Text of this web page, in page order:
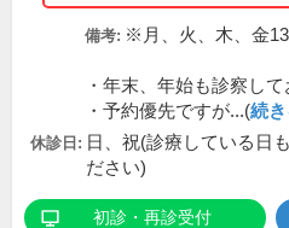
備考: ※月、火、木、金
・年末、年始も診察し
・予約優先ですが...(続
休診日: 日、祝(診療している日
ださい)
初診・再診受付